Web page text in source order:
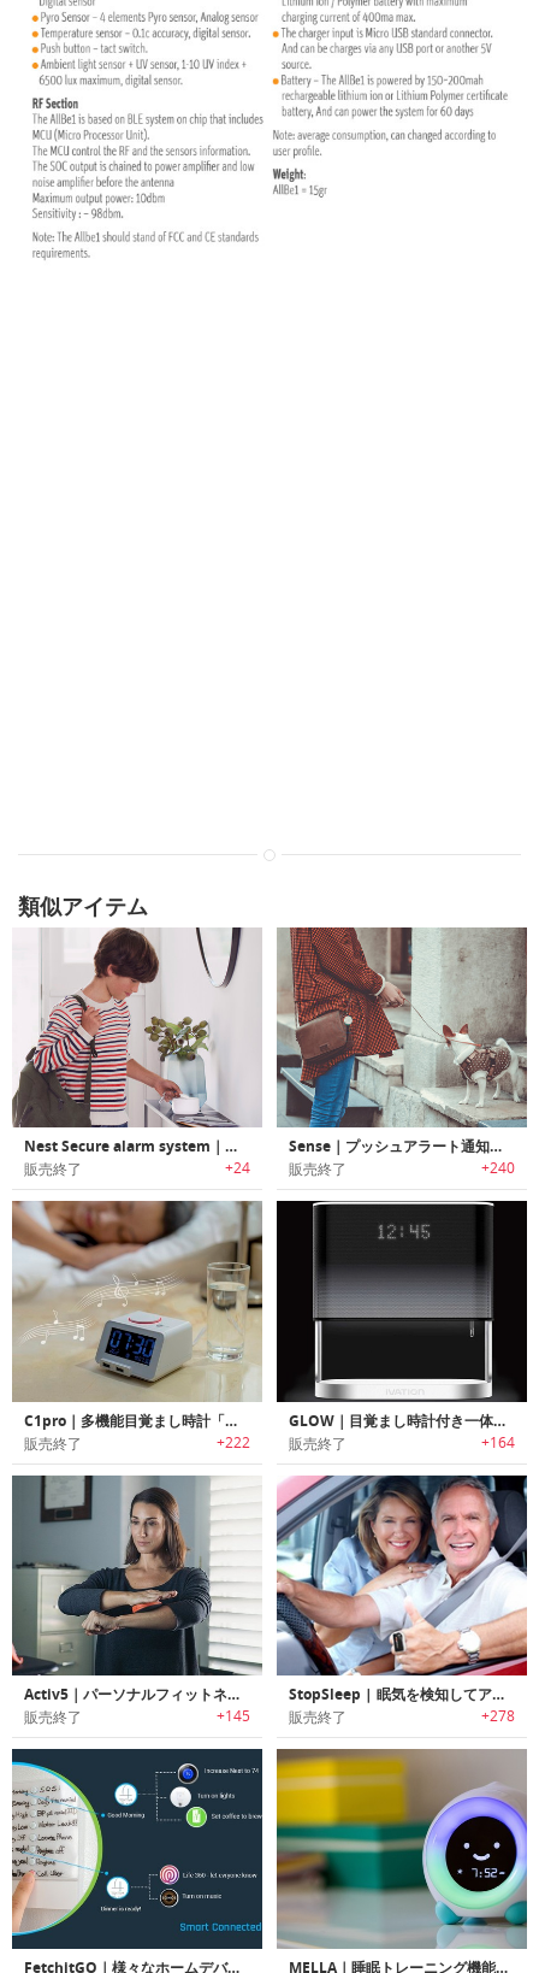
類似アイテム
Nest Secure alarm system｜窓・ドア開閉/入退出検知機能搭載セキュリティシステム「ネストセキュア」
販売終了 +24
Sense｜プッシュアラート通知機能搭載小型スマートセンサー「センス」
販売終了 +240
C1pro｜多機能目覚まし時計「シーワン・プロ」
販売終了 +222
GLOW｜目覚まし時計付き一体化型ベッドサイドライト「グロウ」
販売終了 +164
Activ5｜パーソナルフィットネスデバイス「アクティブ5」
販売終了 +145
StopSleep | 眠気を検知してアラート/バイブレーションでお知らせする居眠り運転防止デバイス「ストップスリープ」
販売終了 +278
FetchitGO｜様々なホームデバイスをコントロール可能なスマートボタンパネル「フェチットゴー」 MELLA｜睡眠トレーニング機能搭載キッズ用アラームクロック「メラ」